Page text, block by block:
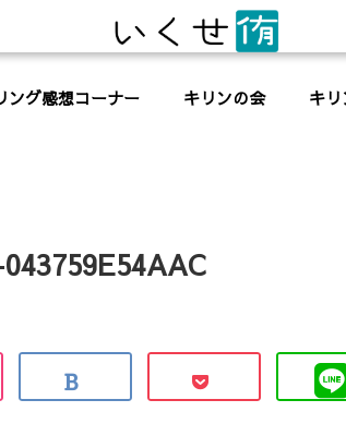
ング感想コーナー キリンの会 キ